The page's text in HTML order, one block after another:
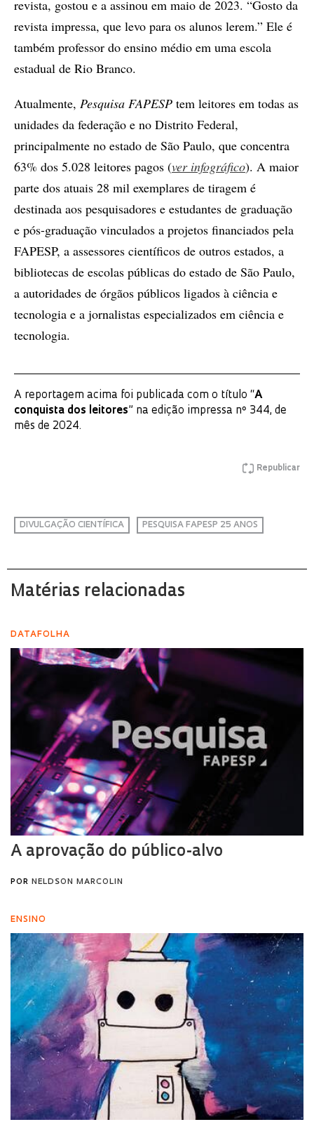
revista, gostou e a assinou em maio de 2023. “Gosto da
revista impressa, que levo para os alunos lerem.” Ele é
também professor do ensino médio em uma escola
estadual de Rio Branco.
Atualmente, Pesquisa FAPESP tem leitores em todas as
unidades da federação e no Distrito Federal,
principalmente no estado de São Paulo, que concentra
63% dos 5.028 leitores pagos (ver infográfico). A maior
parte dos atuais 28 mil exemplares de tiragem é
destinada aos pesquisadores e estudantes de graduação
e pós-graduação vinculados a projetos financiados pela
FAPESP, a assessores científicos de outros estados, a
bibliotecas de escolas públicas do estado de São Paulo,
a autoridades de órgãos públicos ligados à ciência e
tecnologia e a jornalistas especializados em ciência e
tecnologia.
A reportagem acima foi publicada com o título “A
conquista dos leitores” na edição impressa nº 344, de
mês de 2024.
Republicar
DIVULGAÇÃO CIENTÍFICA PESQUISA FAPESP 25 ANOS